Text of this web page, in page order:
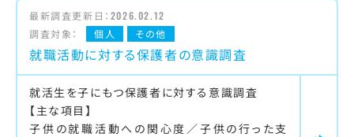
最新調査更新日： 2026.02.12
調査対象：
個人 その他
就職活動に対する保護者の意識調査
就活生を子にもつ保護者に対する意識調査
【主な項目】
子供の就職活動への関心度／子供の行った支